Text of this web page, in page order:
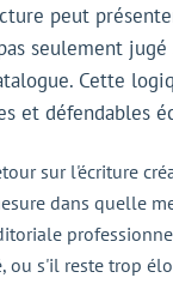
peut
seulement
Cette
et défendables
sur l'écriture
dans quelle
ou s'il reste trop